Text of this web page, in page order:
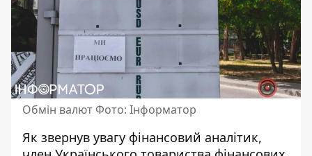
Обмін валют Фото: Інформатор
Як звернув увагу фінансовий аналітик,